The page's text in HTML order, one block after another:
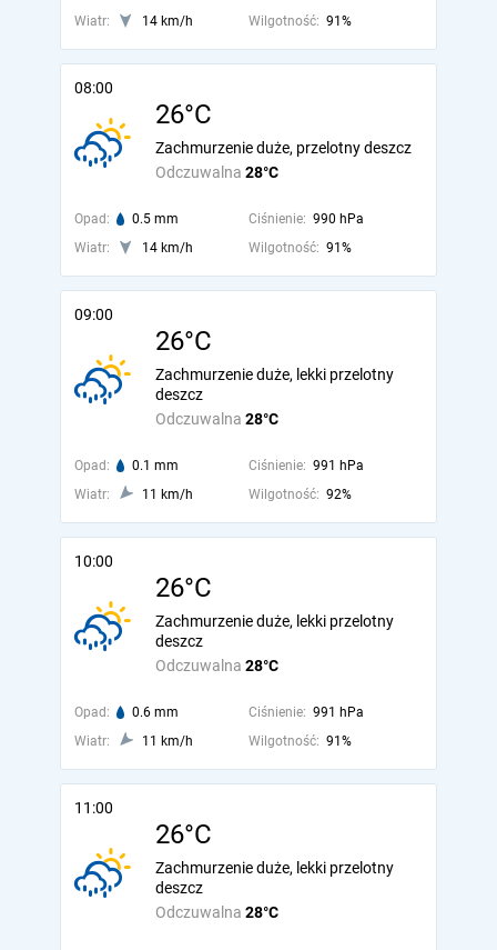
Wiatr: 14 km/h Wilgotność: 91%
08:00
26°C
Odczuwalna 28°C
Zachmurzenie duże, przelotny deszcz
Opad: 0.5 mm Ciśnienie: 990 hPa
Wiatr:
14 km/h Wilgotność: 91%
09:00
26°C
Odczuwalna 28°C
Zachmurzenie duże, lekki przelotny
deszcz
Opad: 0.1 mm Ciśnienie: 991 hPa
Wiatr:
11 km/h Wilgotność: 92%
10:00
26°C
Odczuwalna 28°C
Zachmurzenie duże, lekki przelotny
deszcz
Opad: 0.6 mm Ciśnienie: 991 hPa
Wiatr:
11 km/h Wilgotność: 91%
11:00
26°C
Odczuwalna 28°C
Zachmurzenie duże, lekki przelotny
deszcz